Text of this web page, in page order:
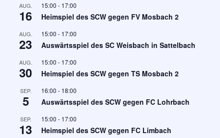
AUG.
16
15:00 - 17:00
Heimspiel des SCW gegen FV Mosbach 2
AUG.
23
15:00 - 17:00
Auswärtsspiel des SC Weisbach in Sattelbach
AUG.
30
15:00 - 17:00
Heimspiel des SCW gegen TS Mosbach 2
SEP.
5
16:00 - 18:00
Auswärtsspiel des SCW gegen FC Lohrbach
SEP.
13
15:00 - 17:00
Heimspiel des SCW gegen FC Limbach